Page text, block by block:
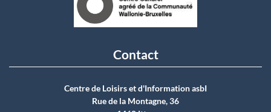
Contact
Centre de Loisirs et d'Information asbI
Rue de la Montagne, 36